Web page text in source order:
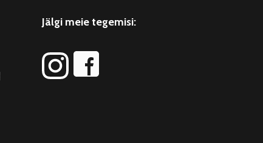
Jälgi meie tegemisi: